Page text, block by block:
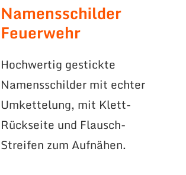
Namensschilder
Feuerwehr
Hochwertig gestickte
Namensschilder mit echter
Umkettelung, mit Klett-
Rückseite und Flausch-
Streifen zum Aufnähen.